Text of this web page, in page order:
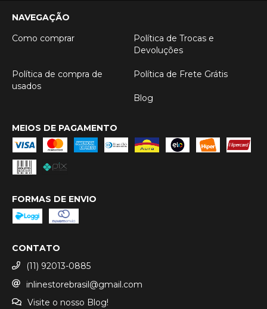
NAVEGAÇÃO
Como comprar
Política de Trocas e
Devoluções
Política de compra de
usados
Política de Frete Grátis
Blog
MEIOS DE PAGAMENTO
FORMAS DE ENVIO
CONTATO
(11) 92013-0885
inlinestorebrasil@gmail.com
Visite o nosso Blog!